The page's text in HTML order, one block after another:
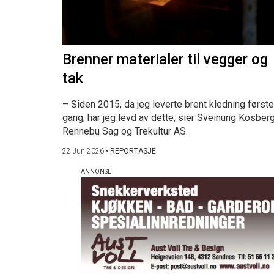
Brenner materialer til vegger og
tak
– Siden 2015, da jeg leverte brent kledning første
gang, har jeg levd av dette, sier Sveinung
Rennebu Sag og Trekultur AS.
22 Jun 2026 • REPORTASJE